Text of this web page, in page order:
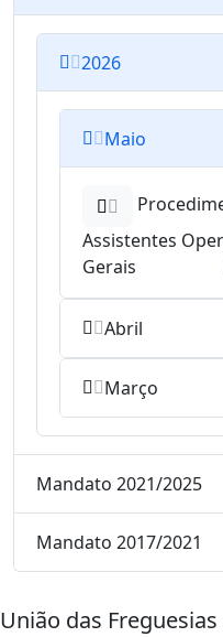
2026
Maio
Assistentes
Gerais
Abril
Março
Mandato 2021/2025
Mandato 2017/2021
União das